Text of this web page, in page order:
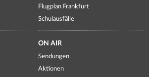
Flugplan Frankfurt
Schulausfälle
ON AIR
Sendungen
Aktionen